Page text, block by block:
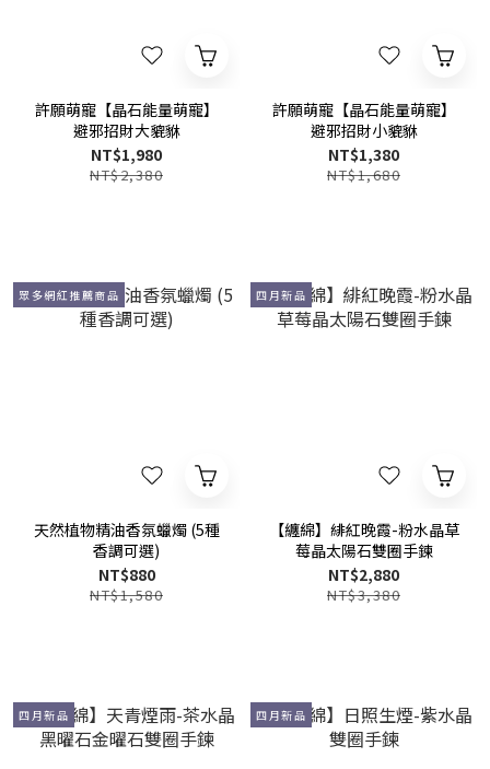
許願萌寵【晶石能量萌寵】
避邪招財大貔貅
NT$1,980
NT$2,380
許願萌寵【晶石能量萌寵】
避邪招財小貔貅
NT$1,380
NT$1,680
眾多網紅推薦商品
天然植物精油香氛蠟燭 (5種
香調可選)
NT$880
NT$1,580
四月新品
【纏綿】緋紅晚霞-粉水晶草
莓晶太陽石雙圈手鍊
NT$2,880
NT$3,380
四月新品 四月新品